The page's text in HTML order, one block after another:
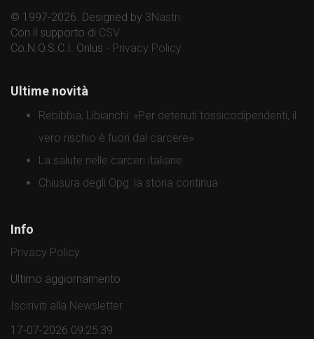
© 1997-2026. Designed by 3Nastri
Con il supporto di CSV
Co.N.O.S.C.I. Onlus - Privacy Policy
Ultime novità
Rebibbia, Libianchi: «Per detenuti tossicodipendenti, il
vero rischio è fuori dal carcere»
La salute nelle carceri italiane
Chiusura degli Opg: la storia continua
Info
Privacy Policy
Ultimo aggiornamento
Isciriviti alla Newsletter
17-07-2026 09:25:39